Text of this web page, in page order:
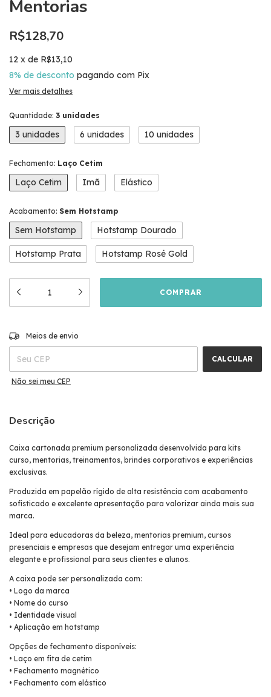
Mentorias
R$128,70
12 x de R$13,10
8% de desconto pagando com Pix
Ver mais detalhes
Quantidade: 3 unidades
3 unidades 6 unidades 10 unidades
Fechamento: Laço Cetim
Laço Cetim Imã Elástico
Acabamento: Sem Hotstamp
Sem Hotstamp Hotstamp Dourado
Hotstamp Prata Hotstamp Rosé Gold
Entregas para o CEP:
Meios de envio
CALCULAR
Não sei meu CEP
Descrição
Caixa cartonada premium personalizada desenvolvida para kits
curso, mentorias, treinamentos, brindes corporativos e experiências
exclusivas.
Produzida em papelão rígido de alta resistência com acabamento
sofisticado e excelente apresentação para valorizar ainda mais sua
marca.
Ideal para educadoras da beleza, mentorias premium, cursos
presenciais e empresas que desejam entregar uma experiência
elegante e profissional para seus clientes e alunos.
A caixa pode ser personalizada com:
• Logo da marca
• Nome do curso
• Identidade visual
• Aplicação em hotstamp
Opções de fechamento disponíveis:
• Laço em fita de cetim
• Fechamento magnético
• Fechamento com elástico